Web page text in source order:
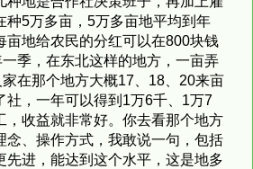
种5万多亩，5万多亩地平均到年
亩地给农民的分红可以在800块钱
季，在东北这样的地方，一亩弄
在那个地方大概17、18、20来亩
社，一年可以得到1万6千、1万7
，收益就非常好。你去看那个地方
念、操作方式，我敢说一句，包括
先进，能达到这个水平，这是地多